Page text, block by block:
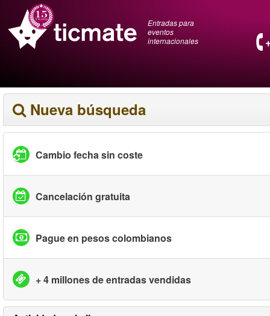
Entradas para
eventos
internacionales
Nueva búsqueda
Cambio fecha sin coste
Cancelación gratuita
Pague en pesos colombianos
+ 4 millones de entradas vendidas